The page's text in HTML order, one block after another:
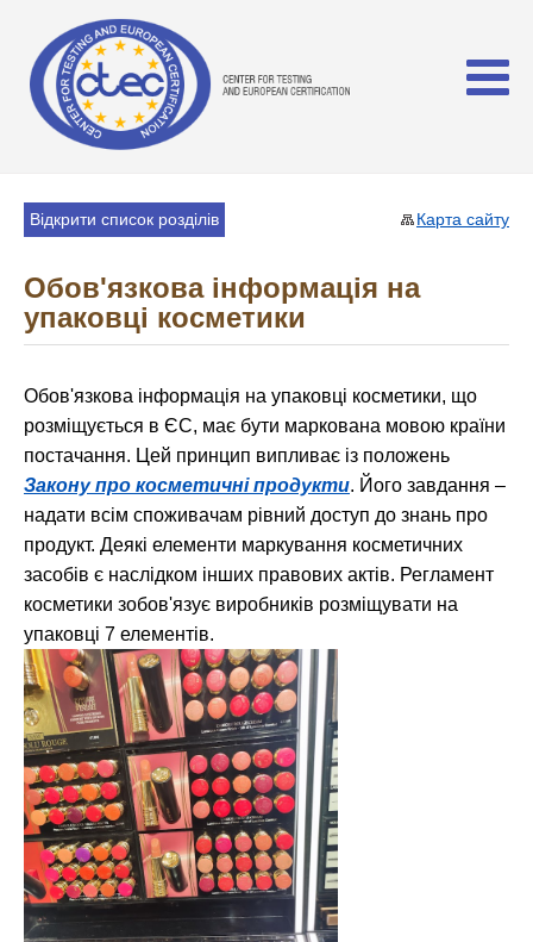
Карта сайту
Відкрити список розділів
Обов'язкова інформація на
упаковці косметики
Обов'язкова інформація на упаковці косметики, що
розміщується в ЄС, має бути маркована мовою країни
постачання. Цей принцип випливає із положень
Закону про косметичні продукти. Його завдання –
надати всім споживачам рівний доступ до знань про
продукт. Деякі елементи маркування косметичних
засобів є наслідком інших правових актів. Регламент
косметики зобов'язує виробників розміщувати на
упаковці 7 елементів.